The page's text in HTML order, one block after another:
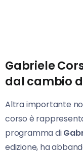
Gabriele
dal cambio
Altra importante
corso è
programma di
edizione, ha